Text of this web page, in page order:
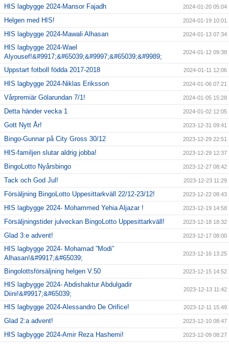
HIS lagbygge 2024-Mansor Fajadh 2024-01-20 05:04
Helgen med HIS! 2024-01-19 10:01
HIS lagbygge 2024-Mawali Alhasan 2024-01-13 07:34
HIS lagbygge 2024-Wael
Alyousef!&#9917;&#65039;&#9997;&#65039;&#9989;
2024-01-12 09:38
Uppstart fotboll födda 2017-2018 2024-01-11 12:06
HIS lagbygge 2024-Niklas Eriksson 2024-01-06 07:21
Vårpremiär Gölarundan 7/1! 2024-01-05 15:28
Detta händer vecka 1 2024-01-02 12:05
Gott Nytt År! 2023-12-31 09:41
Bingo-Gunnar på City Gross 30/12 2023-12-29 22:51
HIS-familjen slutar aldrig jobba! 2023-12-29 12:37
BingoLotto Nyårsbingo 2023-12-27 08:42
Tack och God Jul! 2023-12-23 11:29
Försäljning BingoLotto Uppesittarkväll 22/12-23/12! 2023-12-22 08:43
HIS lagbygge 2024- Mohammed Yehia Aljazar ! 2023-12-19 14:58
Försäljningstider julveckan BingoLotto Uppesittarkväll! 2023-12-18 18:32
Glad 3:e advent! 2023-12-17 08:00
HIS lagbygge 2024- Mohamad ”Modi”
Alhasan!&#9917;&#65039;
2023-12-16 13:25
Bingolottsförsäljning helgen V.50 2023-12-15 14:52
HIS lagbygge 2024- Abdishaktur Abdulgadir
Diini!&#9917;&#65039;
2023-12-13 11:42
HIS lagbygge 2024-Alessandro De Orifice! 2023-12-11 15:49
Glad 2:a advent! 2023-12-10 08:47
HIS lagbygge 2024-Amir Reza Hashemi! 2023-12-09 08:27